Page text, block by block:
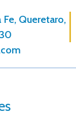
Fe, Queretaro,